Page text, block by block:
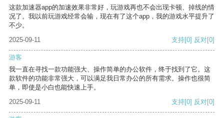
这款加速器app的加速效果非常好，玩游戏再也不会出现卡顿、掉线的情
况了。我以前玩游戏经常会输，现在有了这个app，我的游戏水平提升了
不少。
2025-09-11
支持[0] 反对[0]
游客
我一直在寻找一款功能强大、操作简单的办公软件，终于找到了它。这
款软件的功能非常强大，可以满足我日常办公的所有需求。操作也很简
单，即使是小白也能快速上手。
2025-09-11
支持[0] 反对[0]